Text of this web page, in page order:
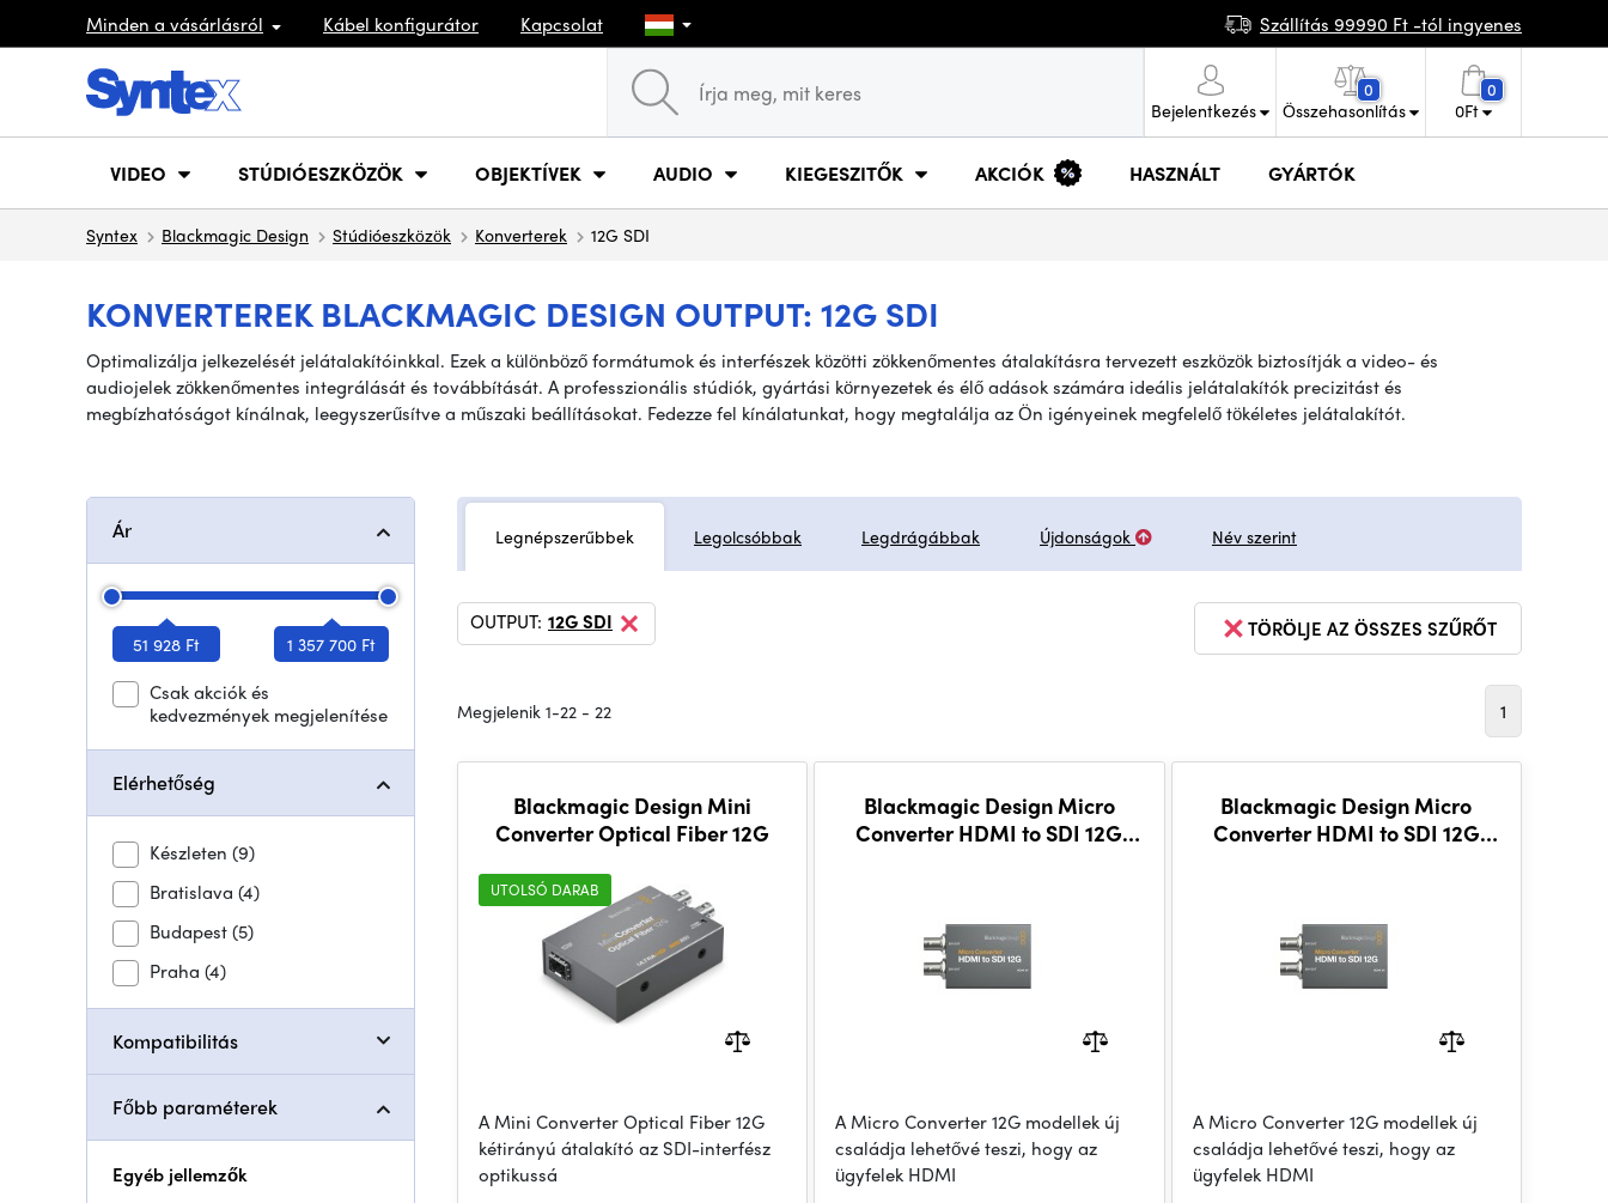
Minden a vásárlásról Kábel konfigurátor Kapcsolat Szállítás 99990 Ft -tól ingyenes
Bejelentkezés
0
Összehasonlítás
0
0Ft
VIDEO STÚDIÓESZKÖZÖK OBJEKTÍVEK AUDIO KIEGESZITŐK AKCIÓK HASZNÁLT GYÁRTÓK
Syntex Blackmagic Design Stúdióeszközök Konverterek 12G SDI
KONVERTEREK BLACKMAGIC DESIGN OUTPUT: 12G SDI
Optimalizálja jelkezelését jelátalakítóinkkal. Ezek a különböző formátumok és interfészek közötti zökkenőmentes átalakításra tervezett eszközök biztosítják a video- és
audiojelek zökkenőmentes integrálását és továbbítását. A professzionális stúdiók, gyártási környezetek és élő adások számára ideális jelátalakítók precizitást és
megbízhatóságot kínálnak, leegyszerűsítve a műszaki beállításokat. Fedezze fel kínálatunkat, hogy megtalálja az Ön igényeinek megfelelő tökéletes jelátalakítót.
Ár
51 928 Ft 1 357 700 Ft
Csak akciók és
kedvezmények megjelenítése
Elérhetőség
Készleten (9)
Bratislava (4)
Budapest(5)
Praha (4)
Kompatibilitás
Főbb paraméterek
Egyéb jellemzők
Legnépszerűbbek Legolcsóbbak Legdrágábbak Újdonságok Név szerint
TÖRÖLJE AZ ÖSSZES SZŰRŐT
OUTPUT: 12G SDI
Megjelenik 1-22 - 22 1
Blackmagic Design Mini
Converter Optical Fiber 12G
UTOLSÓ DARAB
A Mini Converter Optical Fiber 12G
kétirányú átalakító az SDI-interfész
optikussá
Blackmagic Design Micro
Converter HDMI to SDI 12G
A Micro Converter 12G modellek új
családja lehetővé teszi, hogy az
ügyfelek HDMI
Blackmagic Design Micro
Converter HDMI to SDI 12G
A Micro Converter 12G modellek új
családja lehetővé teszi, hogy az
ügyfelek HDMI